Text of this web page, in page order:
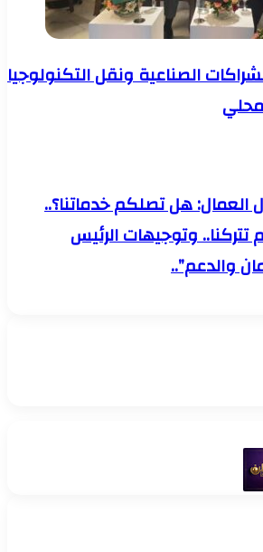
الصناعية ونقل التكنولوجيا
العمال: هل تصلكم خدماتنا؟..
تتركنا.. وتوجيهات الرئيس
والدعم”..